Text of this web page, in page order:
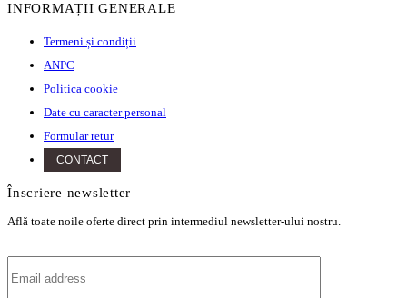
INFORMAȚII GENERALE
Termeni și condiții
ANPC
Politica cookie
Date cu caracter personal
Formular retur
CONTACT
Înscriere newsletter
Află toate noile oferte direct prin intermediul newsletter-ului nostru.